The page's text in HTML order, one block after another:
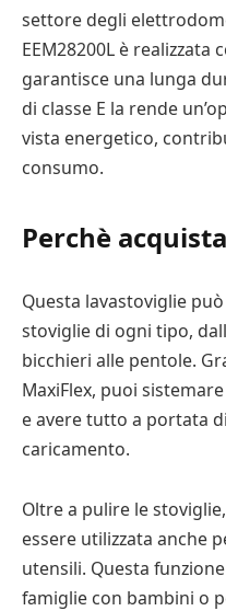
settore degli
EEM28200L è
garantisce una lunga
di classe E la rende
vista energetico,
consumo.
Perchè
Questa lavastoviglie
stoviglie di ogni tipo,
bicchieri alle pentole.
MaxiFlex, puoi
e avere tutto a portata
caricamento.
Oltre a pulire le
essere utilizzata anche
utensili. Questa
famiglie con bambini o